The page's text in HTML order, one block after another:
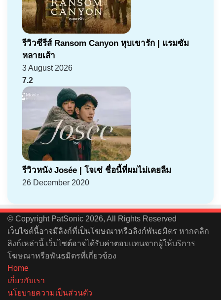
รีวิวซีรีส์ Ransom Canyon หุบเขารัก | แรมซัม
หลายเส้า
3 August 2026
7.2
รีวิวหนัง Josée | โจเซ่ ชื่อนี้ที่ผมไม่เคยลืม
26 December 2020
© Copyright PatSonic 2026, All Rights Reserved
เว็บไซต์นี้อาจมีลิงก์ที่เป็นโฆษณาหรือลิงก์พันธมิตร หากคลิก
ลิงก์เหล่านี้ เว็บไซต์อาจได้รับค่าตอบแทนจากผู้ให้บริการ
โฆษณาหรือพันธมิตรที่เกี่ยวข้อง
Home
เกี่ยวกับเรา
นโยบายความเป็นส่วนตัว